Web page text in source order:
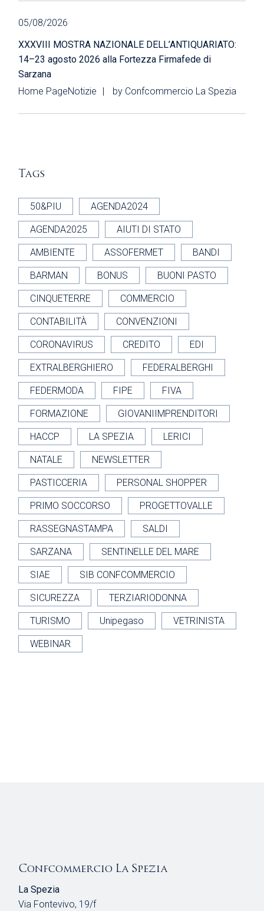
05/08/2026
XXXVIII MOSTRA NAZIONALE DELL’ANTIQUARIATO:
14–23 agosto 2026 alla Fortezza Firmafede di
Sarzana
Home PageNotizie by Confcommercio La Spezia
Tags
50&PIU AGENDA2024
AGENDA2025 AIUTI DI STATO
AMBIENTE ASSOFERMET BANDI
BARMAN BONUS BUONI PASTO
CINQUETERRE COMMERCIO
CONTABILITÀ CONVENZIONI
CORONAVIRUS CREDITO EDI
EXTRALBERGHIERO FEDERALBERGHI
FEDERMODA FIPE FIVA
FORMAZIONE GIOVANIIMPRENDITORI
HACCP LA SPEZIA LERICI
NATALE NEWSLETTER
PASTICCERIA PERSONAL SHOPPER
PRIMO SOCCORSO PROGETTOVALLE
RASSEGNASTAMPA SALDI
SARZANA SENTINELLE DEL MARE
SIAE SIB CONFCOMMERCIO
SICUREZZA TERZIARIODONNA
TURISMO Unipegaso VETRINISTA
WEBINAR
Confcommercio La Spezia
La Spezia
Via Fontevivo, 19/f